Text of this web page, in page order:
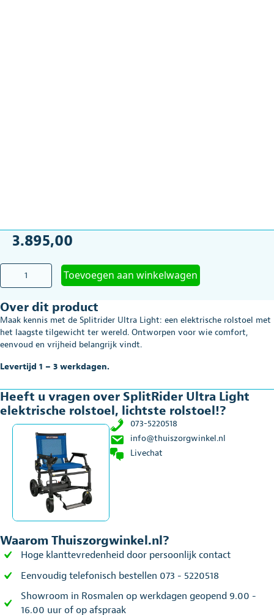
3.895,00
SplitRider
elektrische
rolstoel,
lichtste
rolstoel!
Toevoegen aan winkelwagen
Over dit product
Maak kennis met de Splitrider Ultra Light: een elektrische rolstoel met
het laagste tilgewicht ter wereld. Ontworpen voor wie comfort,
eenvoud en vrijheid belangrijk vindt.
Levertijd 1 – 3 werkdagen.
Heeft u vragen over SplitRider Ultra Light
elektrische rolstoel, lichtste rolstoel!?
073-5220518
info@thuiszorgwinkel.nl
Livechat
Waarom Thuiszorgwinkel.nl?
Hoge klanttevredenheid door persoonlijk contact
Eenvoudig telefonisch bestellen 073 - 5220518
Showroom in Rosmalen op werkdagen geopend 9.00 -
16.00 uur of op afspraak